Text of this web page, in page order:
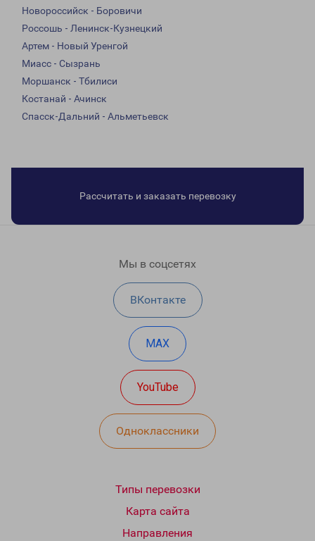
Новороссийск - Боровичи
Россошь - Ленинск-Кузнецкий
Артем - Новый Уренгой
Миасс - Сызрань
Моршанск - Тбилиси
Костанай - Ачинск
Спасск-Дальний - Альметьевск
Рассчитать и заказать перевозку
Мы в соцсетях
ВКонтакте
MAX
YouTube
Одноклассники
Типы перевозки
Карта сайта
Направления